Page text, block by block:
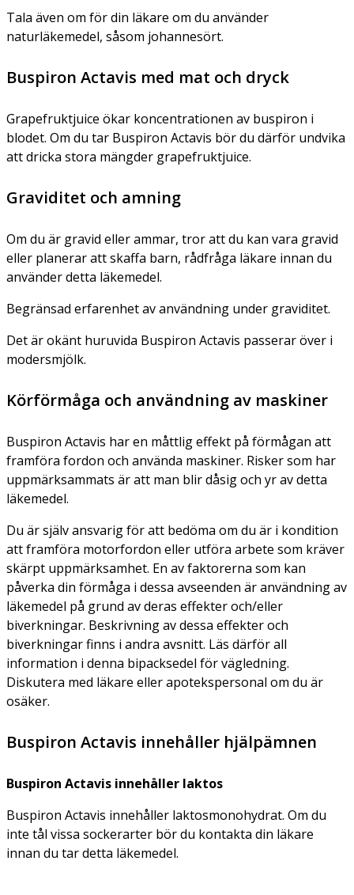
Tala även om för din läkare om du använder
naturläkemedel, såsom johannesört.
Buspiron Actavis med mat och dryck
Grapefruktjuice ökar koncentrationen av buspiron i
blodet. Om du tar Buspiron Actavis bör du därför undvika
att dricka stora mängder grapefruktjuice.
Graviditet och amning
Om du är gravid eller ammar, tror att du kan vara gravid
eller planerar att skaffa barn, rådfråga läkare innan du
använder detta läkemedel.
Begränsad erfarenhet av användning under graviditet.
Det är okänt huruvida Buspiron Actavis passerar över i
modersmjölk.
Körförmåga och användning av maskiner
Buspiron Actavis har en måttlig effekt på förmågan att
framföra fordon och använda maskiner. Risker som har
uppmärksammats är att man blir dåsig och yr av detta
läkemedel.
Du är själv ansvarig för att bedöma om du är i kondition
att framföra motorfordon eller utföra arbete som kräver
skärpt uppmärksamhet. En av faktorerna som kan
påverka din förmåga i dessa avseenden är användning av
läkemedel på grund av deras effekter och/eller
biverkningar. Beskrivning av dessa effekter och
biverkningar finns i andra avsnitt. Läs därför all
information i denna bipacksedel för vägledning.
Diskutera med läkare eller apotekspersonal om du är
osäker.
Buspiron Actavis innehåller hjälpämnen
Buspiron Actavis innehåller laktos
Buspiron Actavis innehåller laktosmonohydrat. Om du
inte tål vissa sockerarter bör du kontakta din läkare
innan du tar detta läkemedel.